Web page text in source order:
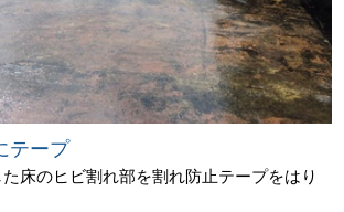
テープ
床のヒビ割れ部を割れ防止テープをはり